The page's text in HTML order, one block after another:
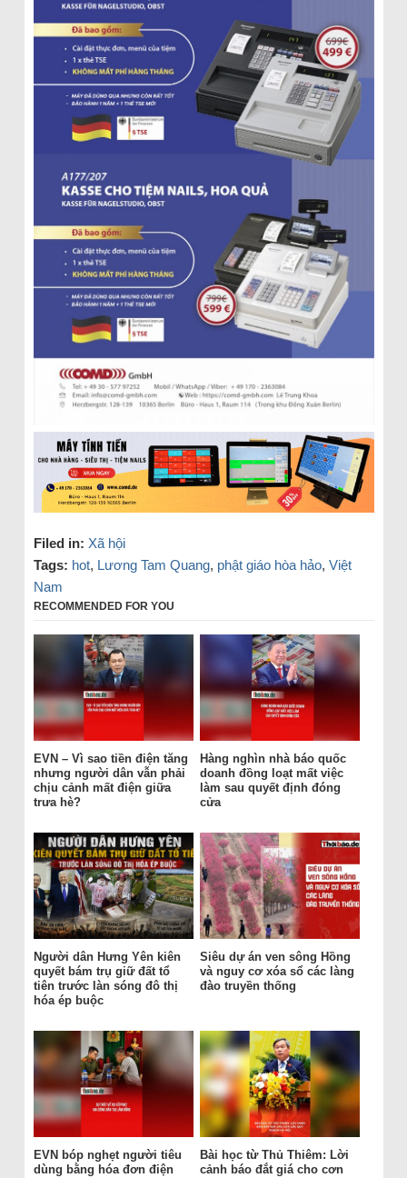
Filed in: Xã hội
Tags: hot, Lương Tam Quang, phật giáo hòa hảo, Việt
Nam
RECOMMENDED FOR YOU
EVN – Vì sao tiền điện tăng
nhưng người dân vẫn phải
chịu cảnh mất điện giữa
trưa hè?
Hàng nghìn nhà báo quốc
doanh đồng loạt mất việc
làm sau quyết định đóng
cửa
Người dân Hưng Yên kiên
quyết bám trụ giữ đất tổ
tiên trước làn sóng đô thị
hóa ép buộc
Siêu dự án ven sông Hồng
và nguy cơ xóa sổ các làng
đào truyền thống
EVN bóp nghẹt người tiêu
dùng bằng hóa đơn điện
Bài học từ Thủ Thiêm: Lời
cảnh báo đắt giá cho cơn